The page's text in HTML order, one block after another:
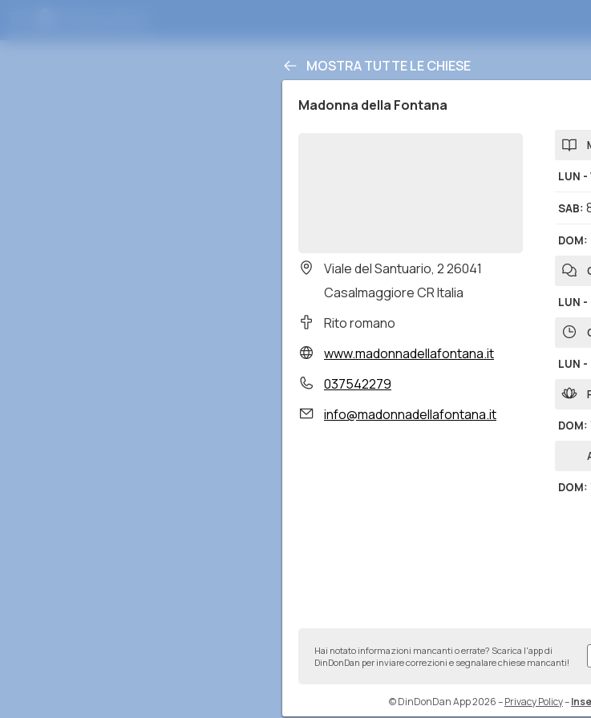
MOSTRA TUTTE LE CHIESE
Madonna della Fontana
Viale del Santuario, 2 26041
Casalmaggiore CR Italia
Rito romano
www.madonnadellafontana.it
037542279
info@madonnadellafontana.it
LUN -
SAB:
DOM:
LUN -
LUN -
DOM:
DOM:
Hai notato informazioni mancanti o errate? Scarica l'app di
DinDonDan per inviare correzioni e segnalare chiese mancanti!
© DinDonDan App 2026–Privacy Policy–